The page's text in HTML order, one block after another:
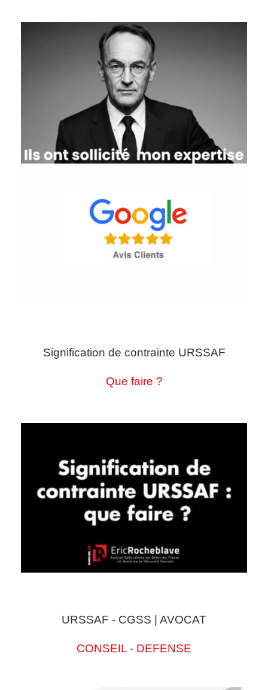
Signification de contrainte URSSAF
Que faire ?
URSSAF - CGSS | AVOCAT
CONSEIL - DEFENSE